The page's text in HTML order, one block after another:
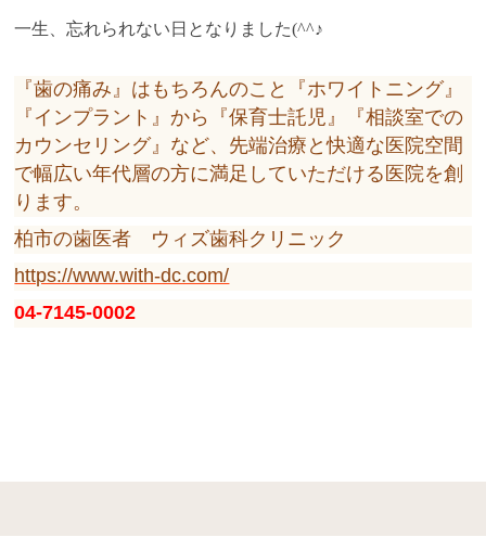
一生、忘れられない日となりました(^^♪
『歯の痛み』はもちろんのこと『ホワイトニング』
『インプラント』から『保育士託児』『相談室での
カウンセリング』など、先端治療と快適な医院空間
で幅広い年代層の方に満足していただける医院を創
ります。
柏市の歯医者 ウィズ歯科クリニック
https://www.with-dc.com/
04-7145-0002